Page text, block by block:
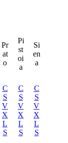
Pr
at
o
Pi
st
oi
a
Si
en
a
C
S
V
X
L
S
C
S
V
X
L
S
C
S
V
X
L
S